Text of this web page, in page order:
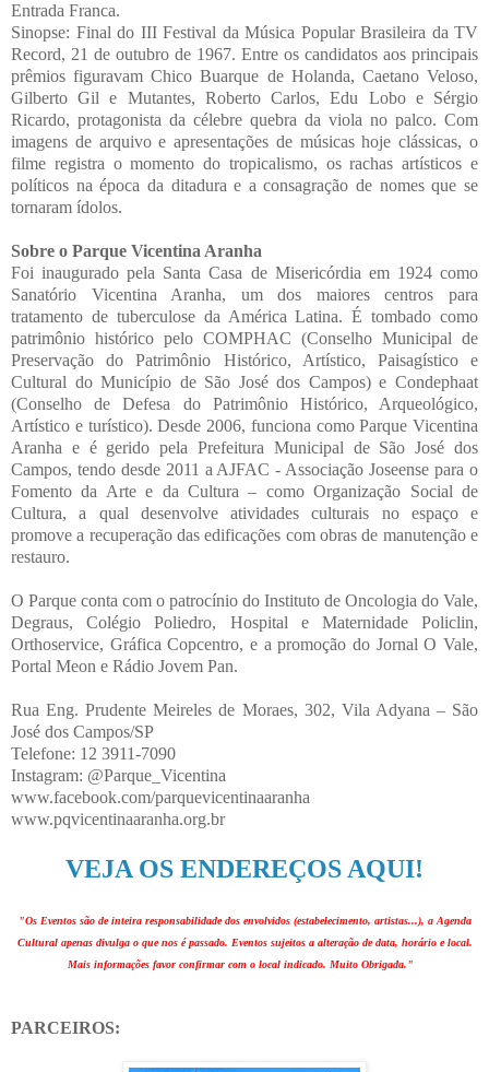
Entrada Franca.
Sinopse: Final do III Festival da Música Popular Brasileira da TV
Record, 21 de outubro de 1967. Entre os candidatos aos principais
prêmios figuravam Chico Buarque de Holanda, Caetano Veloso,
Gilberto Gil e Mutantes, Roberto Carlos, Edu Lobo e Sérgio
Ricardo, protagonista da célebre quebra da viola no palco. Com
imagens de arquivo e apresentações de músicas hoje clássicas, o
filme registra o momento do tropicalismo, os rachas artísticos e
políticos na época da ditadura e a consagração de nomes que se
tornaram ídolos.
Sobre o Parque Vicentina Aranha
Foi inaugurado pela Santa Casa de Misericórdia em 1924 como
Sanatório Vicentina Aranha, um dos maiores centros para
tratamento de tuberculose da América Latina. É tombado como
patrimônio histórico pelo COMPHAC (Conselho Municipal de
Preservação do Patrimônio Histórico, Artístico, Paisagístico e
Cultural do Município de São José dos Campos) e Condephaat
(Conselho de Defesa do Patrimônio Histórico, Arqueológico,
Artístico e turístico). Desde 2006, funciona como Parque Vicentina
Aranha e é gerido pela Prefeitura Municipal de São José dos
Campos, tendo desde 2011 a AJFAC - Associação Joseense para o
Fomento da Arte e da Cultura – como Organização Social de
Cultura, a qual desenvolve atividades culturais no espaço e
promove a recuperação das edificações com obras de manutenção e
restauro.
O Parque conta com o patrocínio do Instituto de Oncologia do Vale,
Degraus, Colégio Poliedro, Hospital e Maternidade Policlin,
Orthoservice, Gráfica Copcentro, e a promoção do Jornal O Vale,
Portal Meon e Rádio Jovem Pan.
Rua Eng. Prudente Meireles de Moraes, 302, Vila Adyana – São
José dos Campos/SP
Telefone: 12 3911-7090
Instagram: @Parque_Vicentina
www.facebook.com/parquevicentinaaranha
www.pqvicentinaaranha.org.br
VEJA OS ENDEREÇOS AQUI!
"Os Eventos são de inteira responsabilidade dos envolvidos (estabelecimento, artistas...), a Agenda
Cultural apenas divulga o que nos é passado. Eventos sujeitos a alteração de data, horário e local.
Mais informações favor confirmar com o local indicado. Muito Obrigada."
PARCEIROS: